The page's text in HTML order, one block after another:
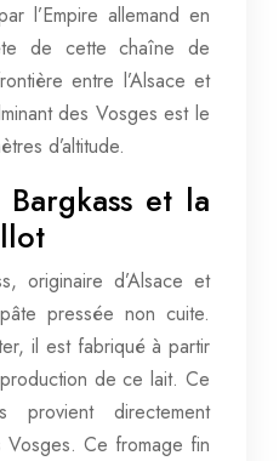
l’Empire allemand en
de cette chaîne de
entre l’Alsace et
des Vosges est le
d’altitude.
et la
originaire d’Alsace et
pressée non cuite.
il est fabriqué à partir
de ce lait. Ce
provient directement
Ce fromage fin